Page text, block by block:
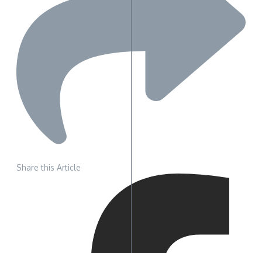
Share this Article